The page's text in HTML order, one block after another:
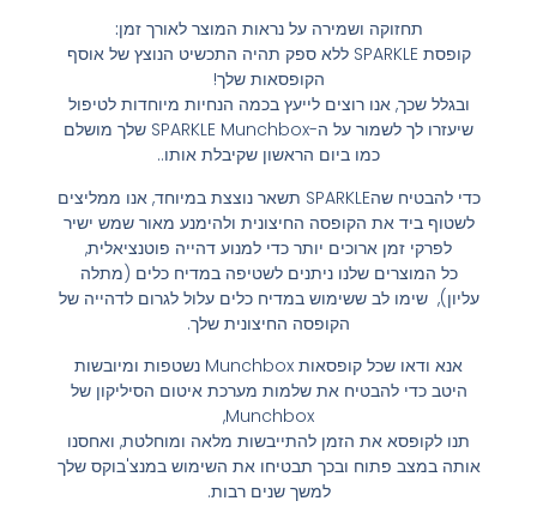
תחזוקה ושמירה על נראות המוצר לאורך זמן:
קופסת SPARKLE ללא ספק תהיה התכשיט הנוצץ של אוסף
הקופסאות שלך!
ובגלל שכך, אנו רוצים לייעץ בכמה הנחיות מיוחדות לטיפול
שיעזרו לך לשמור על ה-SPARKLE Munchbox שלך מושלם
כמו ביום הראשון שקיבלת אותו..
כדי להבטיח שהSPARKLE תשאר נוצצת במיוחד, אנו ממליצים
לשטוף ביד את הקופסה החיצונית ולהימנע מאור שמש ישיר
לפרקי זמן ארוכים יותר כדי למנוע דהייה פוטנציאלית,
כל המוצרים שלנו ניתנים לשטיפה במדיח כלים (מתלה
עליון), שימו לב ששימוש במדיח כלים עלול לגרום לדהייה של
הקופסה החיצונית שלך.
אנא ודאו שכל קופסאות Munchbox נשטפות ומיובשות
היטב כדי להבטיח את שלמות מערכת איטום הסיליקון של
Munchbox,
תנו לקופסא את הזמן להתייבשות מלאה ומוחלטת, ואחסנו
אותה במצב פתוח ובכך תבטיחו את השימוש במנצ'בוקס שלך
למשך שנים רבות.